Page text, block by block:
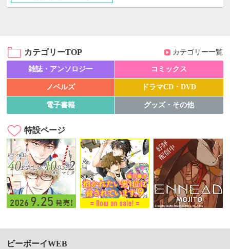
カテゴリーTOP カテゴリー一覧
雑誌・アンソロジー コミックス
ノベルズ ドラマCD・DVD
電子書籍 グッズ・その他
特設ページ
ビーボーイWEB